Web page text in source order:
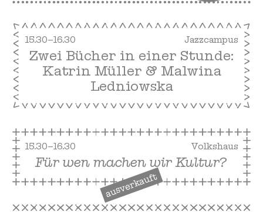
15.30–16.30 Jazzcampus
Zwei Bücher in einer Stunde:
Katrin Müller & Malwina
Ledniowska
15.30–16.30 Volkshaus
ausverkauft
Für wen machen wir Kultur?